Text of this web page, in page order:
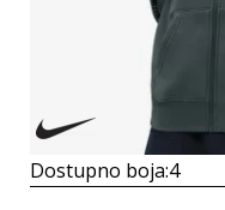
Dostupno boja:4